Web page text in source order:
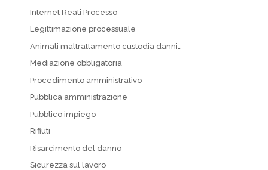
Internet Reati Processo
Legittimazione processuale
Animali maltrattamento custodia danni…
Mediazione obbligatoria
Procedimento amministrativo
Pubblica amministrazione
Pubblico impiego
Rifiuti
Risarcimento del danno
Sicurezza sul lavoro